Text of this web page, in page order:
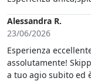
Alessandra R.
23/06/2026
Esperienza
assolutamente!
a tuo agio subito ed